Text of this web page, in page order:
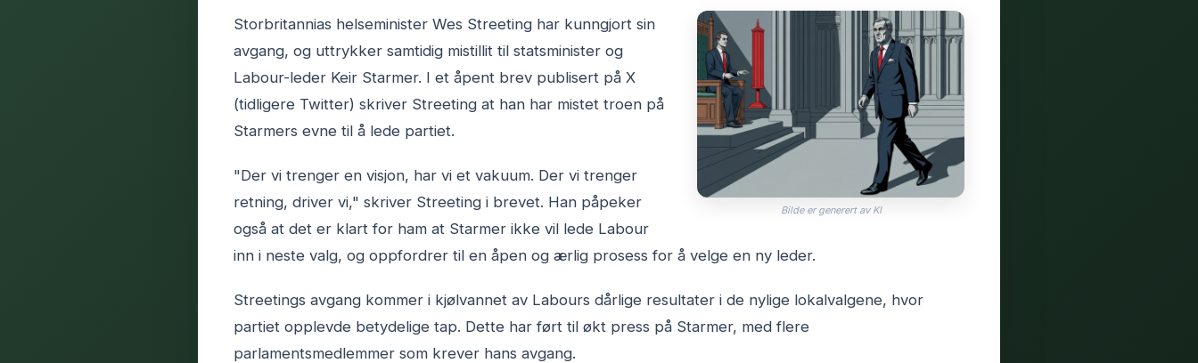
Bilde er generert av KI
Storbritannias helseminister Wes Streeting har kunngjort sin
avgang, og uttrykker samtidig mistillit til statsminister og
Labour-leder Keir Starmer. I et åpent brev publisert på X
(tidligere Twitter) skriver Streeting at han har mistet troen på
Starmers evne til å lede partiet.
"Der vi trenger en visjon, har vi et vakuum. Der vi trenger
retning, driver vi," skriver Streeting i brevet. Han påpeker
også at det er klart for ham at Starmer ikke vil lede Labour
inn i neste valg, og oppfordrer til en åpen og ærlig prosess for å velge en ny leder.
Streetings avgang kommer i kjølvannet av Labours dårlige resultater i de nylige lokalvalgene, hvor
partiet opplevde betydelige tap. Dette har ført til økt press på Starmer, med flere
parlamentsmedlemmer som krever hans avgang.